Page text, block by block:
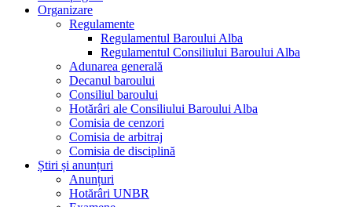
Organizare
Regulamente
Regulamentul Baroului Alba
Regulamentul Consiliului Baroului Alba
Adunarea generală
Decanul baroului
Consiliul baroului
Hotărâri ale Consiliului Baroului Alba
Comisia de cenzori
Comisia de arbitraj
Comisia de disciplină
Știri și anunțuri
Anunțuri
Hotărâri UNBR